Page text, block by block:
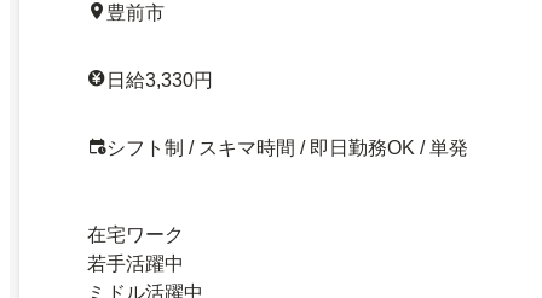
豊前市
日給3,330円
シフト制 / スキマ時間 / 即日勤務OK / 単発
在宅ワーク
若手活躍中
ミドル活躍中